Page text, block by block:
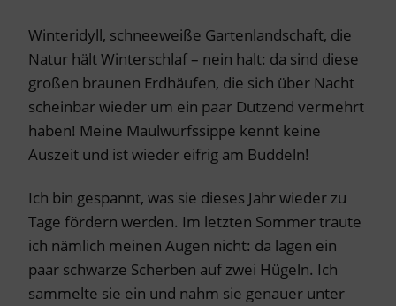
Winteridyll, schneeweiße Gartenlandschaft, die
Natur hält Winterschlaf – nein halt: da sind diese
großen braunen Erdhäufen, die sich über Nacht
scheinbar wieder um ein paar Dutzend vermehrt
haben! Meine Maulwurfssippe kennt keine
Auszeit und ist wieder eifrig am Buddeln!
Ich bin gespannt, was sie dieses Jahr wieder zu
Tage fördern werden. Im letzten Sommer traute
ich nämlich meinen Augen nicht: da lagen ein
paar schwarze Scherben auf zwei Hügeln. Ich
sammelte sie ein und nahm sie genauer unter